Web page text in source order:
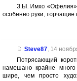
З.Ы. Имхо «Офелия»
особенно руки, торчащие
Steve87, 14
Потрясающий
намешано крайне
шире, чем просто